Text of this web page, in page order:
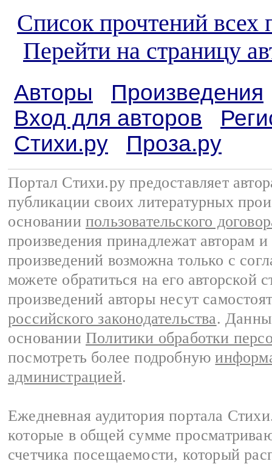
Список прочтений всех
Перейти на страницу
Авторы
Произведения
Вход для авторов
Стихи.ру
Проза.ру
Портал Стихи.ру предоставляет
публикации своих литературных
основании пользовательского
произведения принадлежат авторам
произведений возможна только с
можете обратиться на его авторской
произведений авторы несут
российского законодательства.
основании Политики обработки
посмотреть более подробную
администрацией.
Ежедневная аудитория портала
которые в общей сумме
счетчика посещаемости, который